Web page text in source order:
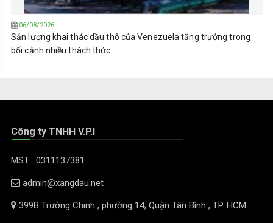
06/08/2026
Sản lượng khai thác dầu thô của Venezuela tăng trưởng trong
bối cảnh nhiều thách thức
Công ty TNHH V.P.I
MST : 0311137381
admin@xangdau.net
399B Trường Chinh , phường 14, Quận Tân Bình , TP. HCM